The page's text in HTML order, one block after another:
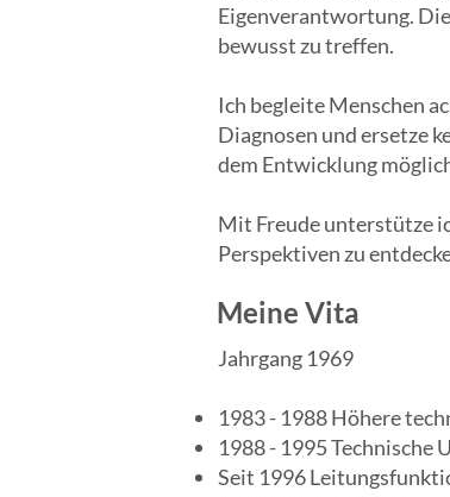
Eigenverantwortung.
bewusst zu treffen.
Ich begleite Menschen
Diagnosen und ersetze
dem Entwicklung
Mit Freude unterstütze
Perspektiven zu
Meine Vita
Jahrgang 1969
1983 - 1988 Höhere
1988 - 1995 Technische
Seit 1996